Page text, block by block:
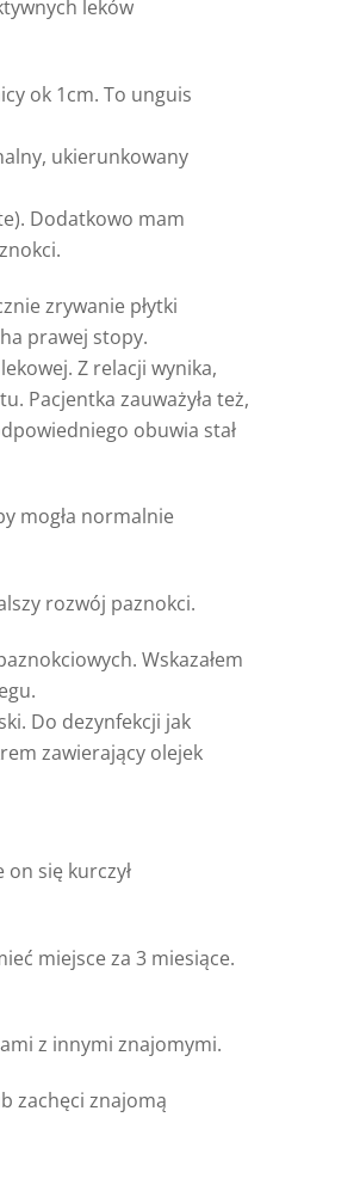
leków
ok 1cm. To unguis
ukierunkowany
Dodatkowo mam
zrywanie płytki
prawej stopy.
Z relacji wynika,
Pacjentka zauważyła też,
obuwia stał
mogła normalnie
rozwój paznokci.
Wskazałem
Do dezynfekcji jak
zawierający olejek
się kurczył
miejsce za 3 miesiące.
z innymi znajomymi.
zachęci znajomą